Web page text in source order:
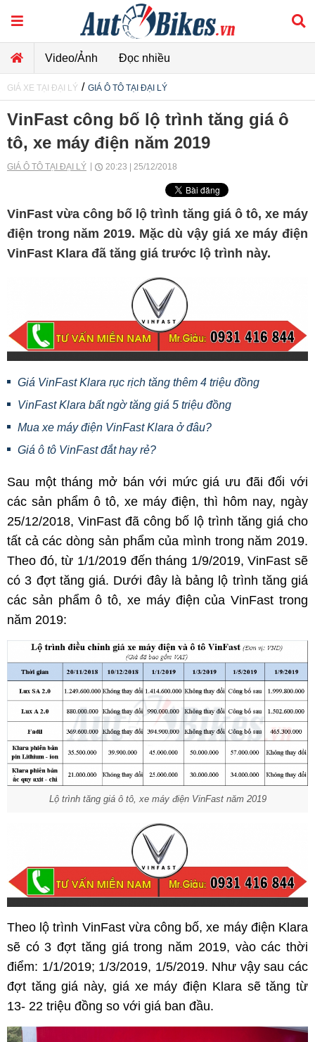
Video/Ảnh Đọc nhiều
GIÁ XE TẠI ĐẠI LÝ / GIÁ Ô TÔ TẠI ĐẠI LÝ
VinFast công bố lộ trình tăng giá ô
tô, xe máy điện năm 2019
GIÁ Ô TÔ TẠI ĐẠI LÝ 20:23 | 25/12/2018
VinFast vừa công bố lộ trình tăng giá ô tô, xe máy
điện trong năm 2019. Mặc dù vậy giá xe máy điện
VinFast Klara đã tăng giá trước lộ trình này.
Giá VinFast Klara rục rịch tăng thêm 4 triệu đồng
VinFast Klara bất ngờ tăng giá 5 triệu đồng
Mua xe máy điện VinFast Klara ở đâu?
Giá ô tô VinFast đắt hay rẻ?
Sau một tháng mở bán với mức giá ưu đãi đối với
các sản phẩm ô tô, xe máy điện, thì hôm nay, ngày
25/12/2018, VinFast đã công bố lộ trình tăng giá cho
tất cả các dòng sản phẩm của mình trong năm 2019.
Theo đó, từ 1/1/2019 đến tháng 1/9/2019, VinFast sẽ
có 3 đợt tăng giá. Dưới đây là bảng lộ trình tăng giá
các sản phẩm ô tô, xe máy điện của VinFast trong
năm 2019:
Lộ trình tăng giá ô tô, xe máy điện VinFast năm 2019
Theo lộ trình VinFast vừa công bố, xe máy điện Klara
sẽ có 3 đợt tăng giá trong năm 2019, vào các thời
điểm: 1/1/2019; 1/3/2019, 1/5/2019. Như vậy sau các
đợt tăng giá này, giá xe máy điện Klara sẽ tăng từ
13- 22 triệu đồng so với giá ban đầu.